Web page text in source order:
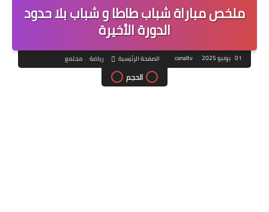
ملخص مباراة شباب طاطا و شباب بلا حدود
الدورة الأخيرة
01 يونيو 2025 canaltv الصفحة الرئيسية رياضة مجتمع
الحجم